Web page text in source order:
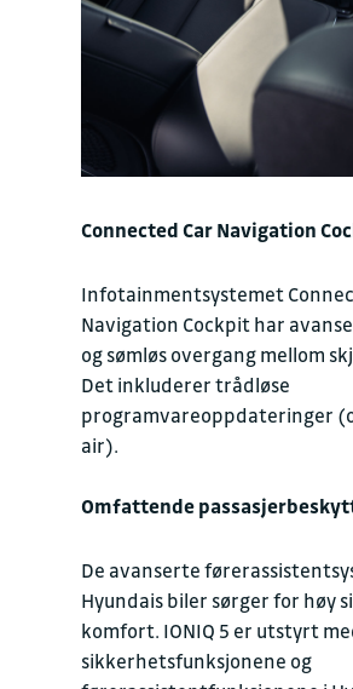
Connected Car Navigation
Infotainmentsystemet
Navigation Cockpit har
og sømløs overgang mellom
Det inkluderer trådløse
programvareoppdateringer
air).
Omfattende
De avanserte
Hyundais biler sørger for høy
komfort. IONIQ 5 er utstyrt
sikkerhetsfunksjonene og